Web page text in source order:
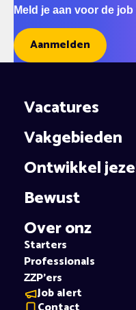
Meld je aan voor de job
Aanmelden
Vacatures
Vakgebieden
Ontwikkel
Bewust
Over onz
Starters
Professionals
ZZP’ers
Job alert